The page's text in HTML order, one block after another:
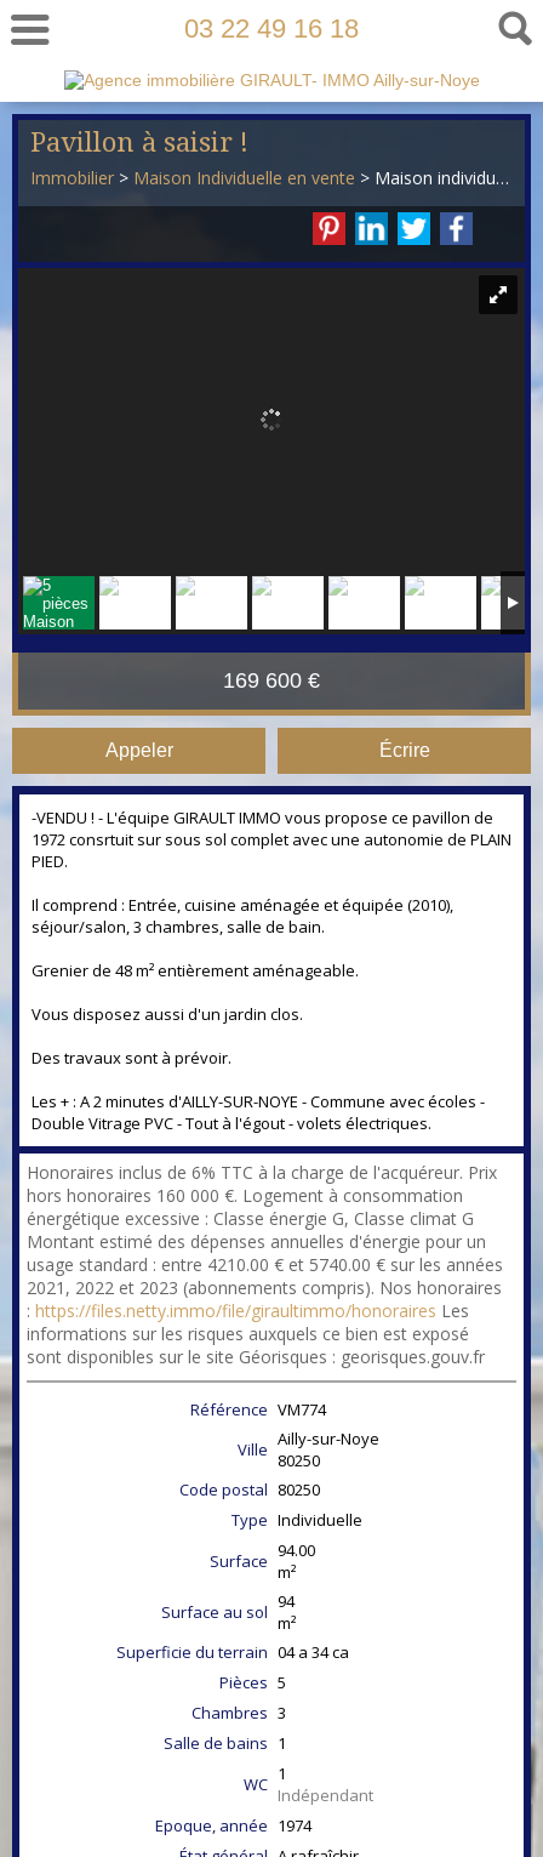
03 22 49 16 18
Pavillon à saisir !
Immobilier > Maison Individuelle en vente > Maison individuelle VM774
169 600 €
Appeler Écrire
-VENDU ! - L'équipe GIRAULT IMMO vous propose ce pavillon de
1972 consrtuit sur sous sol complet avec une autonomie de PLAIN
PIED.
Il comprend : Entrée, cuisine aménagée et équipée (2010),
séjour/salon, 3 chambres, salle de bain.
Grenier de 48 m² entièrement aménageable.
Vous disposez aussi d'un jardin clos.
Des travaux sont à prévoir.
Les + : A 2 minutes d'AILLY-SUR-NOYE - Commune avec écoles -
Double Vitrage PVC - Tout à l'égout - volets électriques.
Honoraires inclus de 6% TTC à la charge de l'acquéreur. Prix
hors honoraires 160 000 €. Logement à consommation
énergétique excessive : Classe énergie G, Classe climat G
Montant estimé des dépenses annuelles d'énergie pour un
usage standard : entre 4210.00 € et 5740.00 € sur les années
2021, 2022 et 2023 (abonnements compris). Nos honoraires
: https://files.netty.immo/file/giraultimmo/honoraires Les
informations sur les risques auxquels ce bien est exposé
sont disponibles sur le site Géorisques : georisques.gouv.fr
Référence VM774
Ville Ailly-sur-Noye
80250
Code postal 80250
Type Individuelle
Surface 94.00
m²
Surface au sol 94
m²
Superficie du terrain 04 a 34 ca
Pièces 5
Chambres 3
Salle de bains 1
WC 1
Indépendant
Epoque, année 1974